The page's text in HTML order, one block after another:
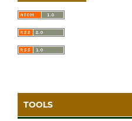
TOOLS